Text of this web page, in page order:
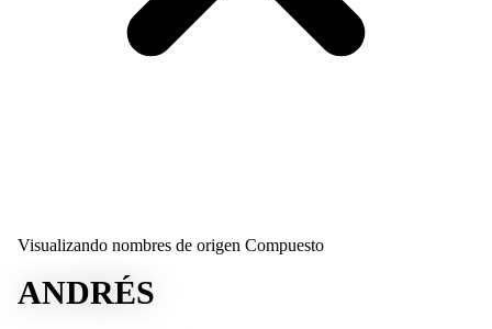
Visualizando nombres de origen Compuesto
ANDRÉS